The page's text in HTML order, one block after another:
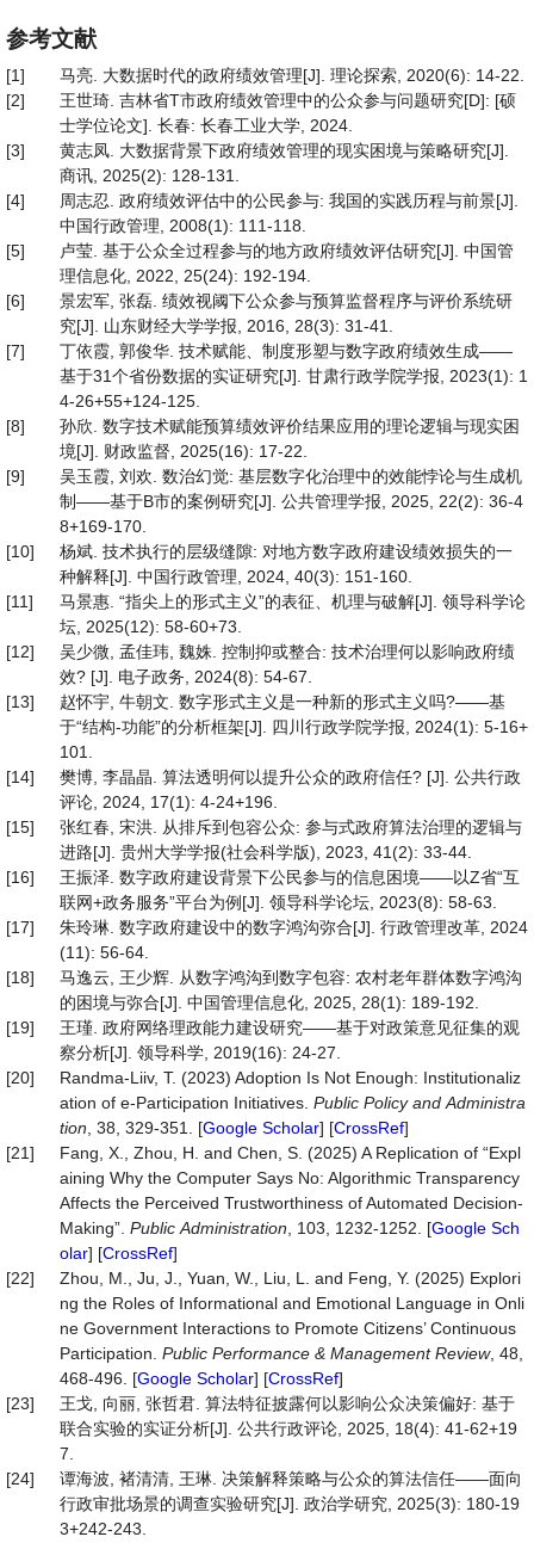
参考文献
[1]
马亮. 大数据时代的政府绩效管理[J]. 理论探索, 2020(6): 14-22.
[2]
王世琦. 吉林省T市政府绩效管理中的公众参与问题研究[D]: [硕
士学位论文]. 长春: 长春工业大学, 2024.
[3]
黄志凤. 大数据背景下政府绩效管理的现实困境与策略研究[J].
商讯, 2025(2): 128-131.
[4]
周志忍. 政府绩效评估中的公民参与: 我国的实践历程与前景[J].
中国行政管理, 2008(1): 111-118.
[5]
卢莹. 基于公众全过程参与的地方政府绩效评估研究[J]. 中国管
理信息化, 2022, 25(24): 192-194.
[6]
景宏军, 张磊. 绩效视阈下公众参与预算监督程序与评价系统研
究[J]. 山东财经大学学报, 2016, 28(3): 31-41.
[7]
丁依霞, 郭俊华. 技术赋能、制度形塑与数字政府绩效生成——
基于31个省份数据的实证研究[J]. 甘肃行政学院学报, 2023(1): 1
4-26+55+124-125.
[8]
孙欣. 数字技术赋能预算绩效评价结果应用的理论逻辑与现实困
境[J]. 财政监督, 2025(16): 17-22.
[9]
吴玉霞, 刘欢. 数治幻觉: 基层数字化治理中的效能悖论与生成机
制——基于B市的案例研究[J]. 公共管理学报, 2025, 22(2): 36-4
8+169-170.
[10]
杨斌. 技术执行的层级缝隙: 对地方数字政府建设绩效损失的一
种解释[J]. 中国行政管理, 2024, 40(3): 151-160.
[11]
马景惠. “指尖上的形式主义”的表征、机理与破解[J]. 领导科学论
坛, 2025(12): 58-60+73.
[12]
吴少微, 孟佳玮, 魏姝. 控制抑或整合: 技术治理何以影响政府绩
效? [J]. 电子政务, 2024(8): 54-67.
[13]
赵怀宇, 牛朝文. 数字形式主义是一种新的形式主义吗?——基
于“结构-功能”的分析框架[J]. 四川行政学院学报, 2024(1): 5-16+
101.
[14]
樊博, 李晶晶. 算法透明何以提升公众的政府信任? [J]. 公共行政
评论, 2024, 17(1): 4-24+196.
[15]
张红春, 宋洪. 从排斥到包容公众: 参与式政府算法治理的逻辑与
进路[J]. 贵州大学学报(社会科学版), 2023, 41(2): 33-44.
[16]
王振泽. 数字政府建设背景下公民参与的信息困境——以Z省“互
联网+政务服务”平台为例[J]. 领导科学论坛, 2023(8): 58-63.
[17]
朱玲琳. 数字政府建设中的数字鸿沟弥合[J]. 行政管理改革, 2024
(11): 56-64.
[18]
马逸云, 王少辉. 从数字鸿沟到数字包容: 农村老年群体数字鸿沟
的困境与弥合[J]. 中国管理信息化, 2025, 28(1): 189-192.
[19]
王瑾. 政府网络理政能力建设研究——基于对政策意见征集的观
察分析[J]. 领导科学, 2019(16): 24-27.
[20]
Randma-Liiv, T. (2023) Adoption Is Not Enough: Institutionaliz
ation of e-Participation Initiatives. Public Policy and Administra
tion , 38, 329-351. [Google Scholar] [CrossRef]
[21]
Fang, X., Zhou, H. and Chen, S. (2025) A Replication of “Expl
aining Why the Computer Says No: Algorithmic Transparency
Affects the Perceived Trustworthiness of Automated Decision‐
Making”. Public Administration , 103, 1232-1252. [Google Sch
olar] [CrossRef]
[22]
Zhou, M., Ju, J., Yuan, W., Liu, L. and Feng, Y. (2025) Explori
ng the Roles of Informational and Emotional Language in Onli
ne Government Interactions to Promote Citizens’ Continuous
Participation. Public Performance & Management Review, 48,
468-496. [Google Scholar] [CrossRef]
[23]
王戈, 向丽, 张哲君. 算法特征披露何以影响公众决策偏好: 基于
联合实验的实证分析[J]. 公共行政评论, 2025, 18(4): 41-62+19
7.
[24]
谭海波, 褚清清, 王琳. 决策解释策略与公众的算法信任——面向
行政审批场景的调查实验研究[J]. 政治学研究, 2025(3): 180-19
3+242-243.